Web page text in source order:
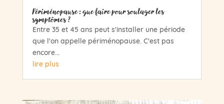
Périménopause : que faire pour soulager les
symptômes ?
Entre 35 et 45 ans peut s'installer une période
que l'on appelle périménopause. C'est pas
encore...
lire plus